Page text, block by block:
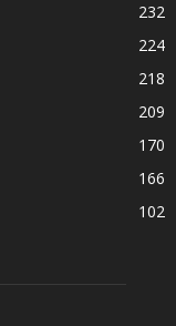
232
224
218
209
170
166
102